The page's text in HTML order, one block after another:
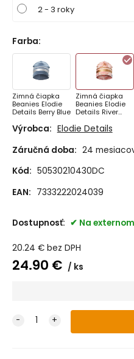
2 - 3 roky
Farba:
Zimná čiapka
Beanies Elodie
Details Berry Blue
Zimná čiapka
Beanies Elodie
Details River
Výrobca: Elodie Details
Záručná doba: 24
Kód: 50530210430DC
EAN: 7333222024039
Dostupnosť: Na
20.24 € bez DPH
24.90 € ks